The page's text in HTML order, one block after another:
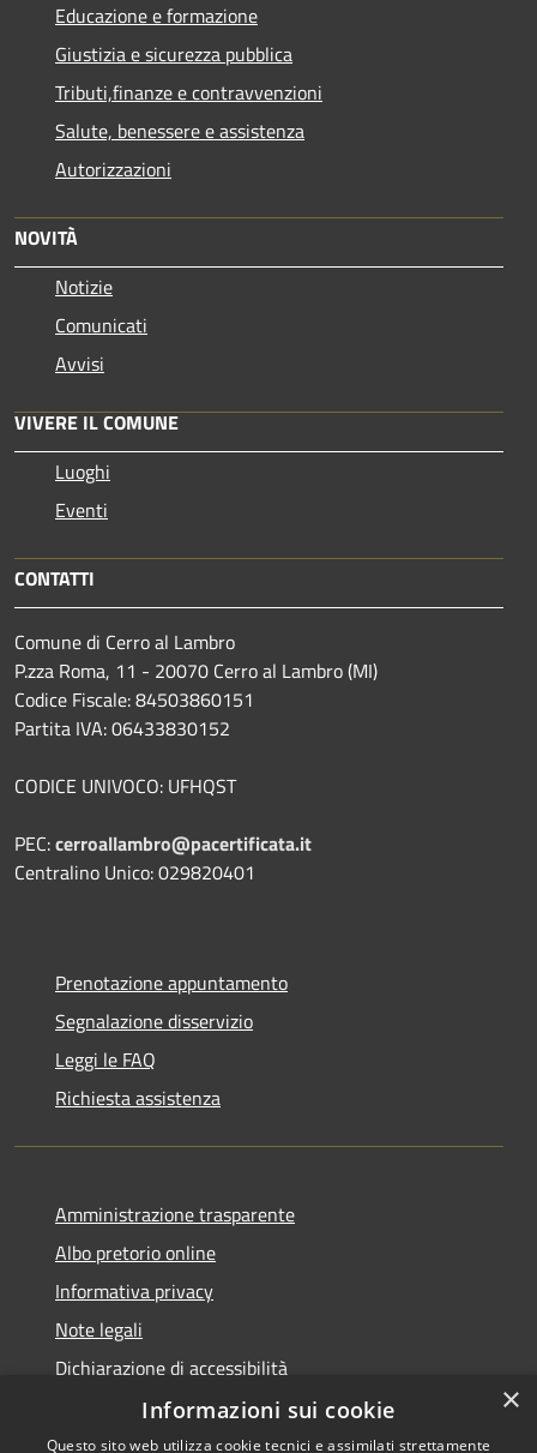
Educazione e formazione
Giustizia e sicurezza pubblica
Tributi,finanze e contravvenzioni
Salute, benessere e assistenza
Autorizzazioni
NOVITÀ
Notizie
Comunicati
Avvisi
VIVERE IL COMUNE
Luoghi
Eventi
CONTATTI
Comune di Cerro al Lambro
P.zza Roma, 11 - 20070 Cerro al Lambro (MI)
Codice Fiscale: 84503860151
Partita IVA: 06433830152
CODICE UNIVOCO: UFHQST
PEC:cerroallambro@pacertificata.it
Centralino Unico: 029820401
Prenotazione appuntamento
Segnalazione disservizio
Leggi le FAQ
Richiesta assistenza
Amministrazione trasparente
Albo pretorio online
Informativa privacy
Note legali
Dichiarazione di accessibilità
×
Informazioni sui cookie
Questo sito web utilizza cookie tecnici e assimilati strettamente